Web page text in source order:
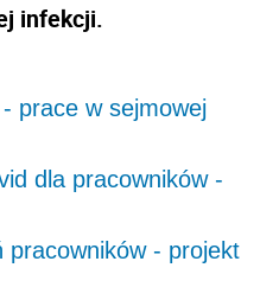
infekcji.
prace w sejmowej
dla pracowników -
pracowników - projekt